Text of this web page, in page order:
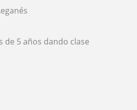
de 5 años dando clase